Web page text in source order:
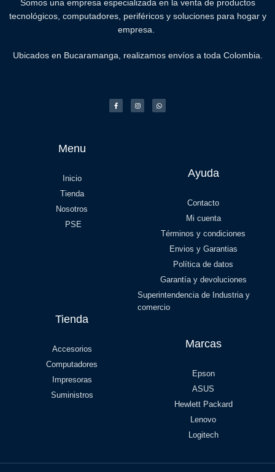
Somos una empresa especializada en la venta de productos
tecnológicos, computadores, periféricos y soluciones para hogar y
empresa.
Ubicados en Bucaramanga, realizamos envíos a toda Colombia.
Menu
Inicio
Tienda
Nosotros
PSE
Ayuda
Contacto
Mi cuenta
Términos y condiciones
Envios y Garantias
Política de datos
Garantía y devoluciones
Superintendencia de Industria y
comercio
Tienda
Accesorios
Computadores
Impresoras
Suministros
Marcas
Epson
ASUS
Hewlett Packard
Lenovo
Logitech